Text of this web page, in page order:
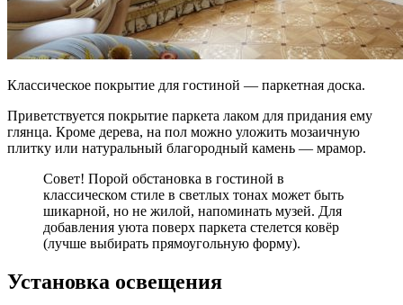
Классическое покрытие для гостиной — паркетная доска.
Приветствуется покрытие паркета лаком для придания ему
глянца. Кроме дерева, на пол можно уложить мозаичную
плитку или натуральный благородный камень — мрамор.
Совет! Порой обстановка в гостиной в
классическом стиле в светлых тонах может быть
шикарной, но не жилой, напоминать музей. Для
добавления уюта поверх паркета стелется ковёр
(лучше выбирать прямоугольную форму).
Установка освещения